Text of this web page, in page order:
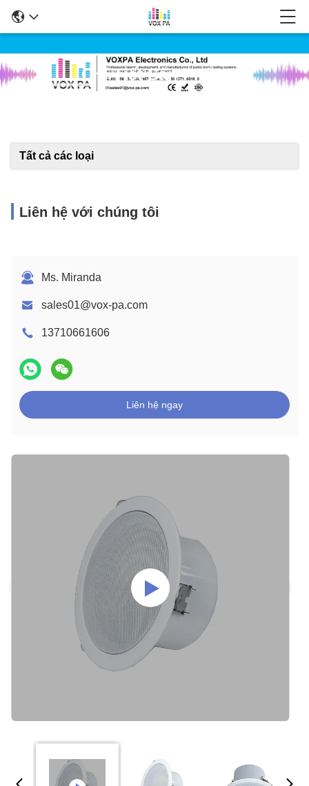
Chi Tiết Sản Phẩm
Tất cả các loại
Liên hệ với chúng tôi
Ms. Miranda
sales01@vox-pa.com
13710661606
Liên hệ ngay